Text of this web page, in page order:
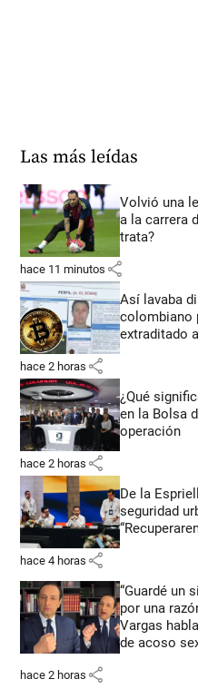
Las más leídas
Volvió una
a la carrera
trata?
hace 11 minutos share
Así lavaba
colombiano
extraditado
hace 2 horas share
¿Qué
en la Bolsa
operación
hace 2 horas share
De la
seguridad
hace 4 horas share
“Guardé un
por una
Vargas
de acoso
hace 2 horas share